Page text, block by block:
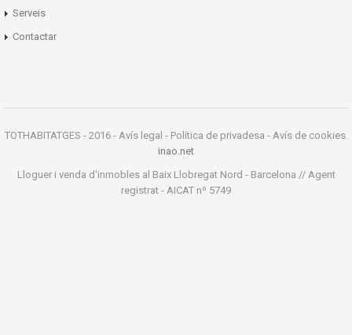
Serveis
Contactar
TOTHABITATGES - 2016 - Avís legal - Política de privadesa - Avís de cookies.
inao.net
Lloguer i venda d'inmobles al Baix Llobregat Nord - Barcelona // Agent
registrat - AICAT nº 5749